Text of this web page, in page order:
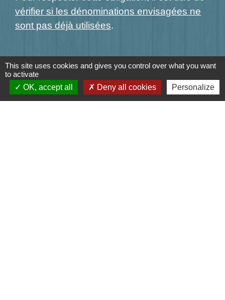
vérifier si les dénominations envisagées ne
sont pas déjà utilisées.
Textes de référence
This site uses cookies and gives you control over what you want
to activate
OK, accept all
Deny all cookies Personalize